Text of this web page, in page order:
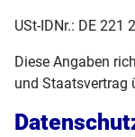
USt-IDNr.: DE 221
Diese Angaben
und Staatsvertrag